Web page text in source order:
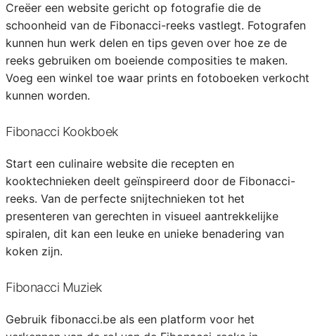
Creëer een website gericht op fotografie die de
schoonheid van de Fibonacci-reeks vastlegt. Fotografen
kunnen hun werk delen en tips geven over hoe ze de
reeks gebruiken om boeiende composities te maken.
Voeg een winkel toe waar prints en fotoboeken verkocht
kunnen worden.
Fibonacci Kookboek
Start een culinaire website die recepten en
kooktechnieken deelt geïnspireerd door de Fibonacci-
reeks. Van de perfecte snijtechnieken tot het
presenteren van gerechten in visueel aantrekkelijke
spiralen, dit kan een leuke en unieke benadering van
koken zijn.
Fibonacci Muziek
Gebruik fibonacci.be als een platform voor het